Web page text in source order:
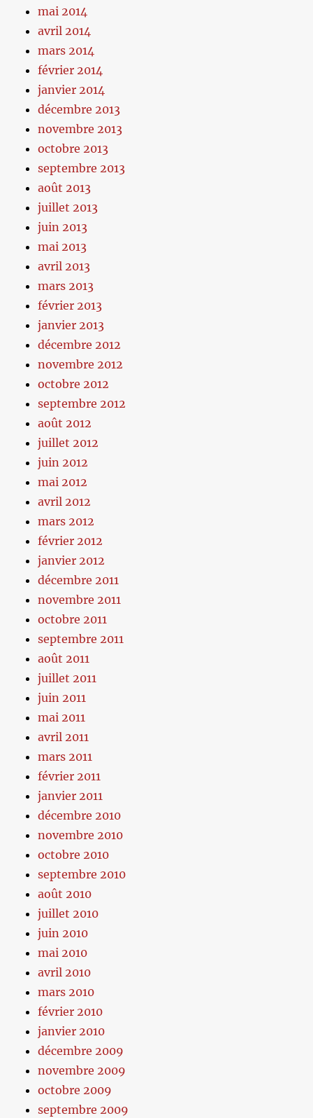
mai 2014
avril 2014
mars 2014
février 2014
janvier 2014
décembre 2013
novembre 2013
octobre 2013
septembre 2013
août 2013
juillet 2013
juin 2013
mai 2013
avril 2013
mars 2013
février 2013
janvier 2013
décembre 2012
novembre 2012
octobre 2012
septembre 2012
août 2012
juillet 2012
juin 2012
mai 2012
avril 2012
mars 2012
février 2012
janvier 2012
décembre 2011
novembre 2011
octobre 2011
septembre 2011
août 2011
juillet 2011
juin 2011
mai 2011
avril 2011
mars 2011
février 2011
janvier 2011
décembre 2010
novembre 2010
octobre 2010
septembre 2010
août 2010
juillet 2010
juin 2010
mai 2010
avril 2010
mars 2010
février 2010
janvier 2010
décembre 2009
novembre 2009
octobre 2009
septembre 2009